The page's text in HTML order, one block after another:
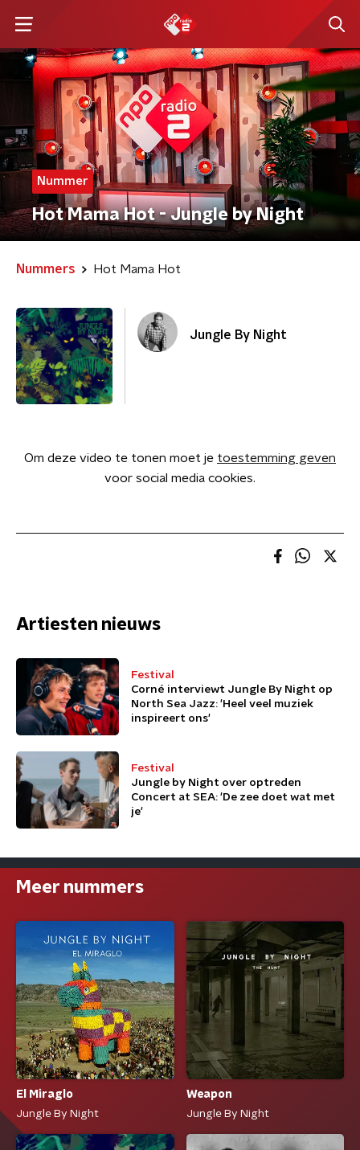
Nummer
Hot Mama Hot - Jungle by Night
Nummers Hot Mama Hot
Jungle By Night
Om deze video te tonen moet je toestemming geven
voor social media cookies.
Artiesten nieuws
Festival
Corné interviewt Jungle By Night op
North Sea Jazz: 'Heel veel muziek
inspireert ons'
Festival
Jungle by Night over optreden
Concert at SEA: 'De zee doet wat met
je'
Meer nummers
El Miraglo
Jungle By Night
Weapon
Jungle By Night